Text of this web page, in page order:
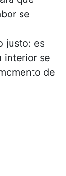
se
justo: es
interior se
de